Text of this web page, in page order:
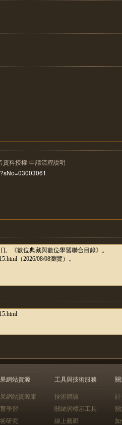
資料授權-申請流程說明
網站資源
網站資源庫
學習
研究
工具與技術服務
技術體驗
關鍵詞標示工具
線上藝廊